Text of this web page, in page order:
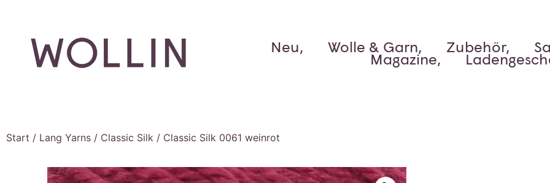
Neu, Wolle & Garn, Zubehör,
Magazine,
Start / Lang Yarns / Classic Silk / Classic Silk 0061 weinrot